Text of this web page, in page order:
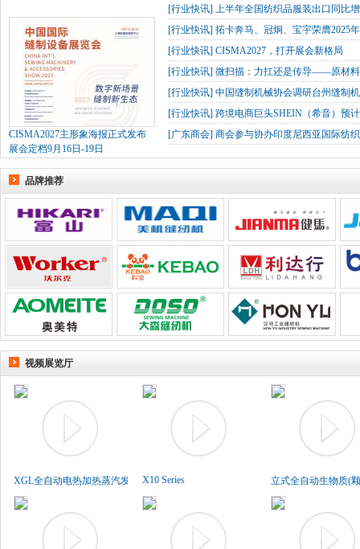
CISMA2027主形象海报正式发布
展会定档9月16日-19日
[行业快讯] 上半年全国纺织品服装出口同比
[行业快讯] 拓卡奔马、冠炯、宝宇荣膺2025
[行业快讯] CISMA2027，打开展会新格局
[行业快讯] 微扫描：力扛还是传导——原材
[行业快讯] 中国缝制机械协会调研台州缝制
[行业快讯] 跨境电商巨头SHEIN（希音）预
[广东商会] 商会参与协办印度尼西亚国际纺
品牌推荐
视频展览厅
XGL全自动电热加热蒸汽发生..X10 Series 立式全自动生物质(